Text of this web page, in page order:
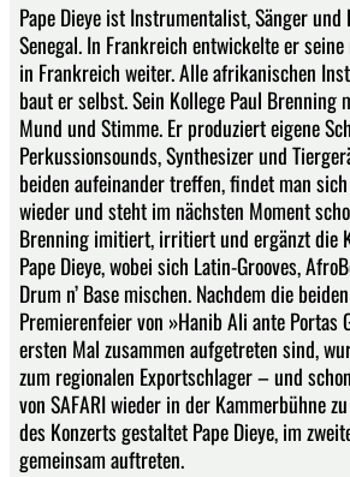
Pape Dieye ist Instrumentalist, Sänger und
Senegal. In Frankreich entwickelte er
in Frankreich weiter. Alle afrikanischen
baut er selbst. Sein Kollege Paul
Mund und Stimme. Er produziert eigene
Perkussionsounds, Synthesizer und
beiden aufeinander treffen, findet man
wieder und steht im nächsten Moment
Brenning imitiert, irritiert und ergänzt die
Pape Dieye, wobei sich Latin-Grooves,
Drum n’ Base mischen. Nachdem die
Premierenfeier von »Hanib Ali ante Portas
ersten Mal zusammen aufgetreten sind,
zum regionalen Exportschlager – und
von SAFARI wieder in der Kammerbühne
des Konzerts gestaltet Pape Dieye, im
gemeinsam auftreten.